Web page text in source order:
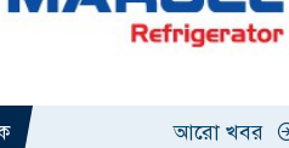
আরো খবর